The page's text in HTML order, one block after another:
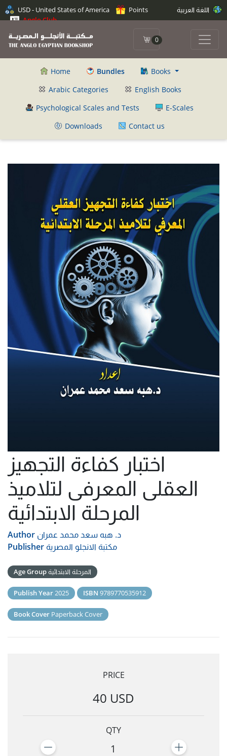
USD - United States of America
Points
Anglo Club
0
Home Bundles
Books
Arabic Categories
English Books
Psychological Scales and Tests
E-Scales
Downloads
Contact us
اختبار كفاءة التجهيز
العقلى المعرفى لتلاميذ
المرحلة الابتدائية
Author د. هبه سعد محمد عمران
Publisher مكتبة الانجلو المصرية
Age Groupالمرحلة الابتدائية
Publish Year2025 ISBN 9789770535912
Book Cover Paperback Cover
PRICE
40 USD
QTY
1